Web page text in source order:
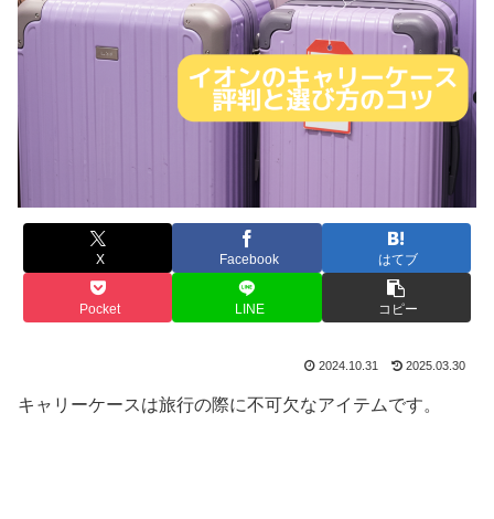
X Facebook はてブ
Pocket LINE コピー
2024.10.31 2025.03.30
キャリーケースは旅行の際に不可欠なアイテムです。